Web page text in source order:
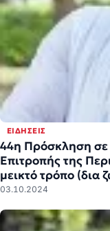
ΕΙΔΉΣΕΙΣ
44η Πρόσκληση σε
Επιτροπής της
μεικτό τρόπο (δια
03.10.2024